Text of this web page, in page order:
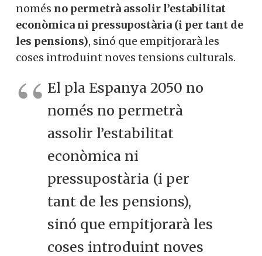
només no permetrà assolir l’estabilitat
econòmica ni pressupostària (i per tant de
les pensions), sinó que empitjorarà les
coses introduint noves tensions culturals.
El pla Espanya 2050 no
només no permetrà
assolir l’estabilitat
econòmica ni
pressupostària (i per
tant de les pensions),
sinó que empitjorarà les
coses introduint noves